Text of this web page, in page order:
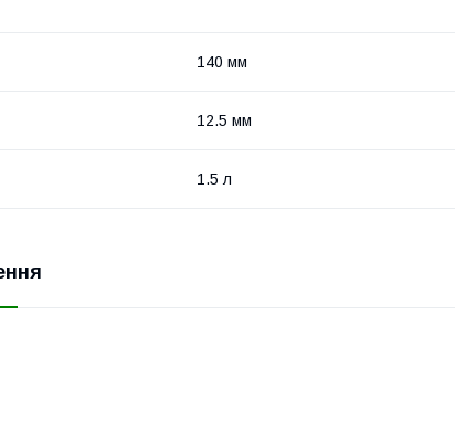
140 мм
12.5 мм
1.5 л